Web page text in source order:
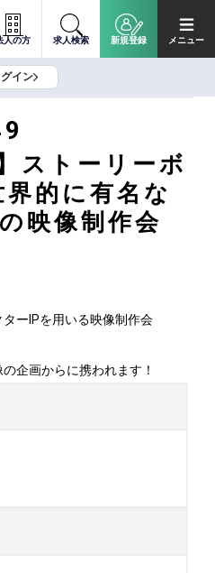
人の方 求人検索 新規登録 メニュー
グイン
ストーリーボ
的に有名な
映像制作会
ーIPを用いる映像制作会
企画からに携われます！